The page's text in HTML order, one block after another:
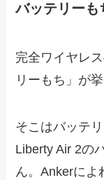
バッテリーも
完全ワイヤレ
リーもち」が
そこはバッテ
Liberty Air 2の
ん。Ankerによ